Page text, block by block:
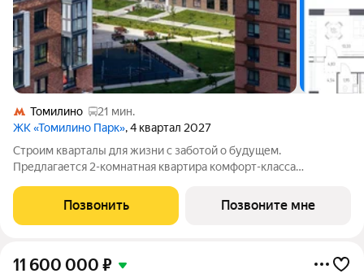
Томилино
21 мин.
ЖК «Томилино Парк», 4 квартал 2027
Строим кварталы для жизни с заботой о будущем.
Предлагается 2-комнатная квартира комфорт-класса
этаже, в жилом комплексе "Томилино Парк".Квартира
комплекса на выбор: может быть как с
Позвонить Позвоните мне
11 600 000 ₽